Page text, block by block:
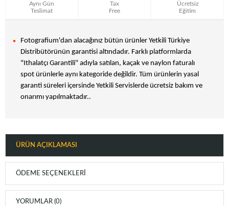
Aynı Gün
Teslimat
Tax
Free
Ücretsiz
Eğitim
Fotografium'dan alacağınız bütün ürünler Yetkili Türkiye
Distribütörünün garantisi altındadır. Farklı platformlarda
"Ithalatçı Garantili" adıyla satılan, kaçak ve naylon faturalı
spot ürünlerle aynı kategoride değildir. Tüm ürünlerin yasal
garanti süreleri içersinde Yetkili Servislerde ücretsiz bakım ve
onarımı yapılmaktadır..
ÜRÜN AÇIKLAMASI
ÖDEME SEÇENEKLERI
YORUMLAR (0)